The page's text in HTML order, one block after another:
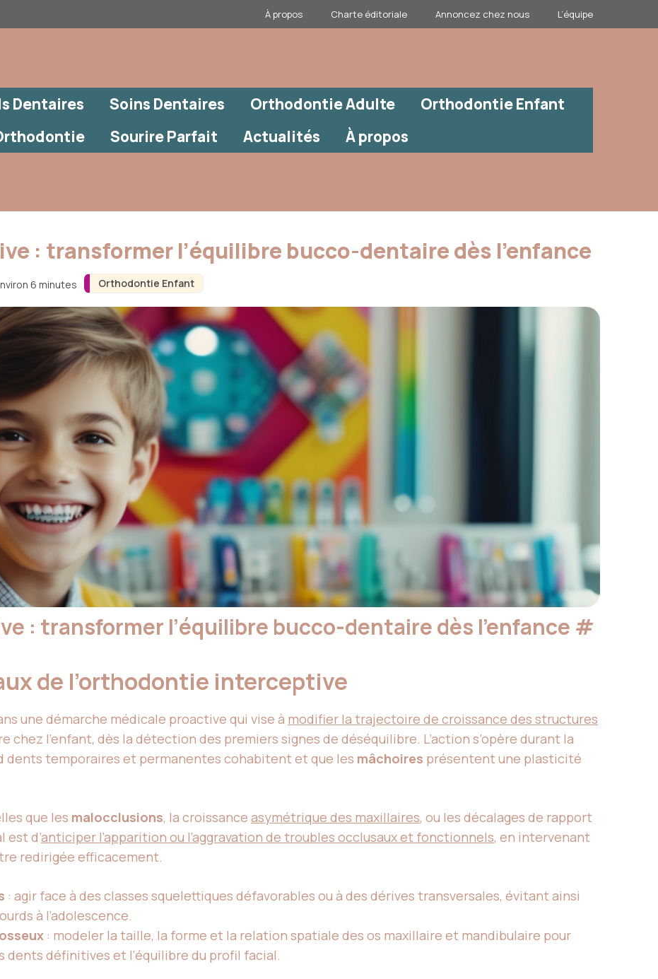
À propos Charte éditoriale Annoncez chez nous L’équipe
Dentaires Soins Dentaires Orthodontie Adulte
Orthodontie Enfant
Sourire Parfait Actualités À propos
Orthodontie Enfant
: transformer l’équilibre bucco-dentaire dès l’enfance
6 minutes
: transformer l’équilibre bucco-dentaire dès l’enfance #
de l’orthodontie interceptive
une démarche médicale proactive qui vise à modifier la trajectoire de croissance des structures
l’enfant, dès la détection des premiers signes de déséquilibre. L’action s’opère durant la
dents temporaires et permanentes cohabitent et que les mâchoires présentent une plasticité
que les malocclusions, la croissance asymétrique des maxillaires, ou les décalages de rapport
est d’anticiper l’apparition ou l’aggravation de troubles occlusaux et fonctionnels, en intervenant
redirigée efficacement.
: agir face à des classes squelettiques défavorables ou à des dérives transversales, évitant ainsi
à l’adolescence.
: modeler la taille, la forme et la relation spatiale des os maxillaire et mandibulaire pour
dents définitives et l’équilibre du profil facial.